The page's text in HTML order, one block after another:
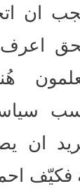
يجب ان
ان
فكيّف